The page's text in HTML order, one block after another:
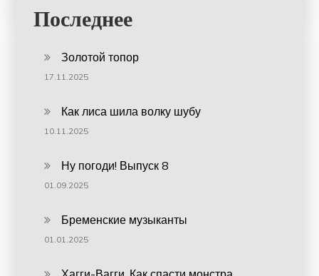
Последнее
Золотой топор
17.11.2025
Как лиса шила волку шубу
10.11.2025
Ну погоди! Выпуск 8
01.09.2025
Бременские музыканты
01.01.2025